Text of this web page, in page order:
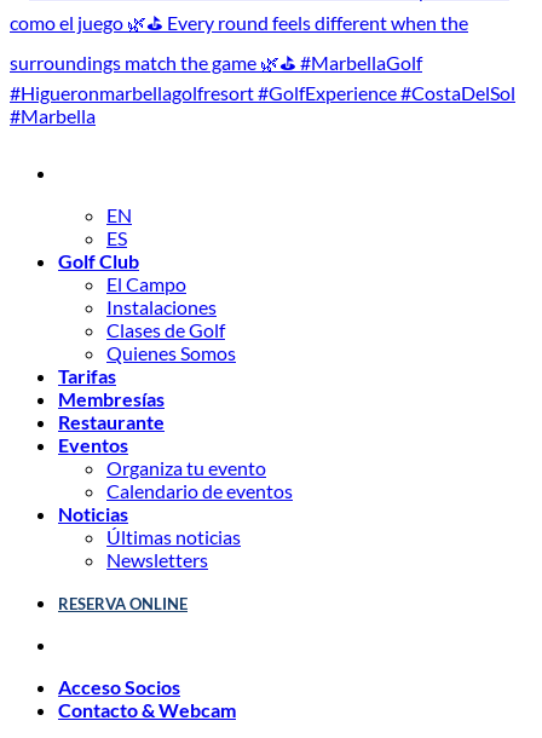
EN
ES
Golf Club
El Campo
Instalaciones
Clases de Golf
Quienes Somos
Tarifas
Membresías
Restaurante
Eventos
Organiza tu evento
Calendario de eventos
Noticias
Últimas noticias
Newsletters
RESERVA ONLINE
Acceso Socios
Contacto & Webcam